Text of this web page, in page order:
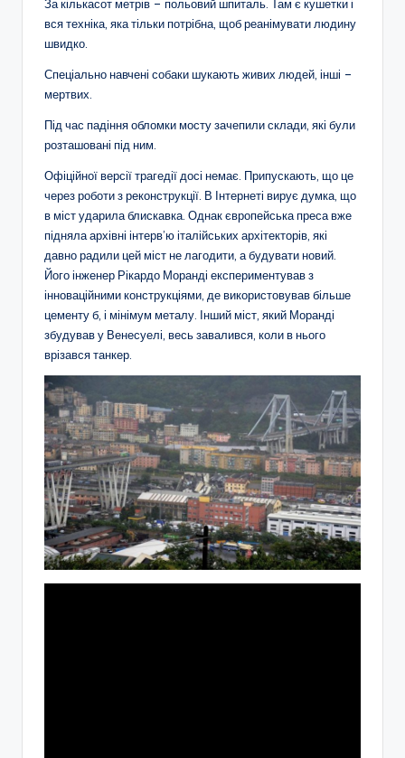
За кількасот метрів – польовий шпиталь. Там є кушетки і
вся техніка, яка тільки потрібна, щоб реанімувати людину
швидко.
Спеціально навчені собаки шукають живих людей, інші –
мертвих.
Під час падіння обломки мосту зачепили склади, які були
розташовані під ним.
Офіційної версії трагедії досі немає. Припускають, що це
через роботи з реконструкції. В Інтернеті вирує думка, що
в міст ударила блискавка. Однак європейська преса вже
підняла архівні інтерв’ю італійських архітекторів, які
давно радили цей міст не лагодити, а будувати новий.
Його інженер Рікардо Моранді експериментував з
інноваційними конструкціями, де використовував більше
цементу б, і мінімум металу. Інший міст, який Моранді
збудував у Венесуелі, весь завалився, коли в нього
врізався танкер.